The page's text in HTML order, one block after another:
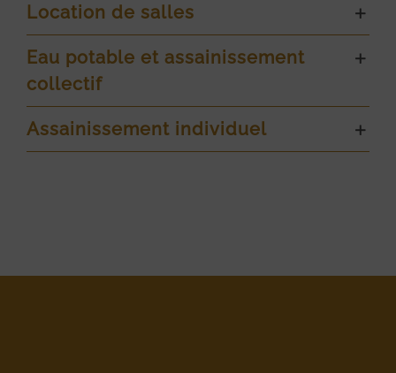
Location de salles
Eau potable et assainissement
collectif
Assainissement individuel